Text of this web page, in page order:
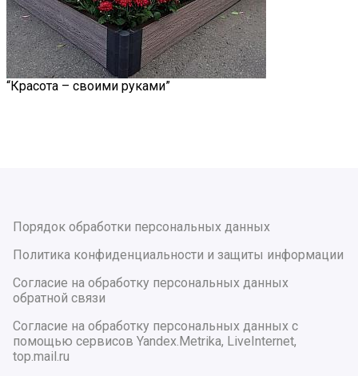
“Красота – своими руками”
Порядок обработки персональных данных
Политика конфиденциальности и защиты информации
Согласие на обработку персональных данных
обратной связи
Согласие на обработку персональных данных с
помощью сервисов Yandex.Metrika, LiveInternet,
top.mail.ru